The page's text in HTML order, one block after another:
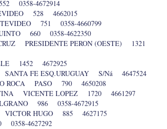
0358-4672914
528 4662015
751 0358-4660799
660 0358-4622350
PRESIDENTE PERON (OESTE) 1321
1452 4672925
SANTA FE ESQ.URUGUAY S/Ná 4647524
ROCA PASO 790 4650208
VICENTE LOPEZ 1720 4661297
986 0358-4672915
VICTOR HUGO 885 4627175
4627292